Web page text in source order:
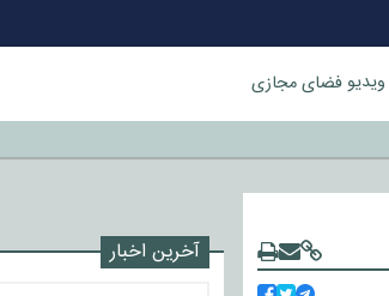
ویدیوفضای مجازی
آخرین اخبار